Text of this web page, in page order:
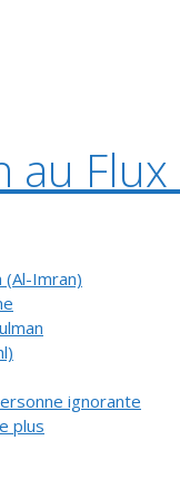
Flux
(Al-Imran)
ignorante
plus